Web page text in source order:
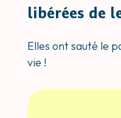
libérées de
Elles ont sauté le
vie !